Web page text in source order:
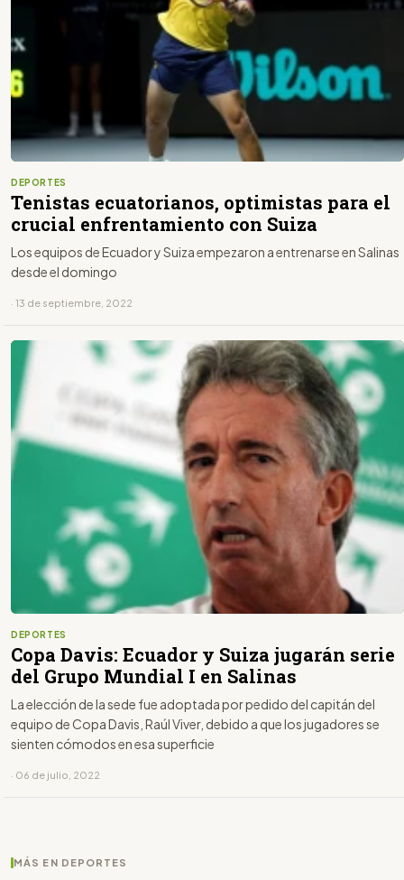
DEPORTES
Tenistas ecuatorianos, optimistas para el
crucial enfrentamiento con Suiza
Los equipos de Ecuador y Suiza empezaron a entrenarse en Salinas
desde el domingo
· 13 de septiembre, 2022
DEPORTES
Copa Davis: Ecuador y Suiza jugarán serie
del Grupo Mundial I en Salinas
La elección de la sede fue adoptada por pedido del capitán del
equipo de Copa Davis, Raúl Viver, debido a que los jugadores se
sienten cómodos en esa superficie
· 06 de julio, 2022
MÁS EN DEPORTES